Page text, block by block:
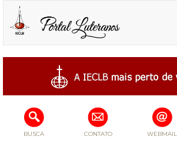
BUSCA CONTATO WEBMAIL